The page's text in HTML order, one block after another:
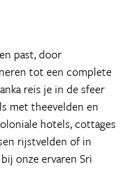
past, door
tot een complete
reis je in de sfeer
met theevelden en
hotels, cottages
rijstvelden of in
onze ervaren Sri